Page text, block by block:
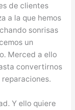
de clientes
a la que hemos
sonrisas
un
Merced a ello
convertirnos
Y ello quiere